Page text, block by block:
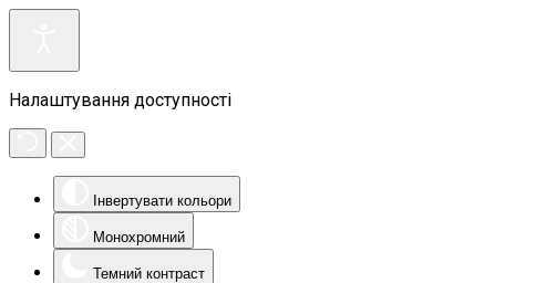
Налаштування доступності
Інвертувати кольори
Монохромний
Темний контраст